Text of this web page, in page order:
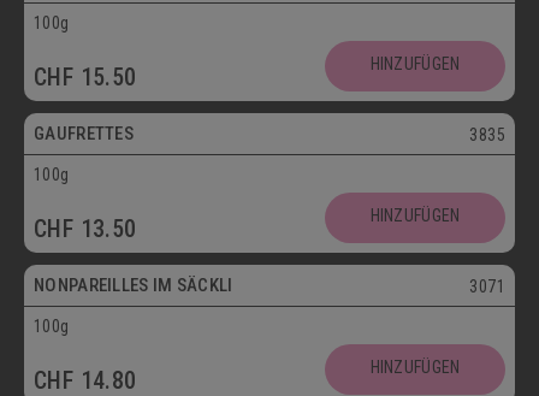
100g
CHF 15.50 HINZUFÜGEN
Postversand
GAUFRETTES 3835
100g
CHF 13.50 HINZUFÜGEN
Postversand
NONPAREILLES IM SÄCKLI 3071
100g
CHF 14.80 HINZUFÜGEN